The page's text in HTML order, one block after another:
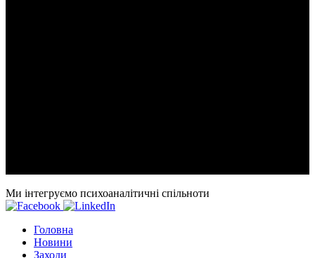
Ми інтегруємо психоаналітичні спільноти
Головна
Новини
Заходи